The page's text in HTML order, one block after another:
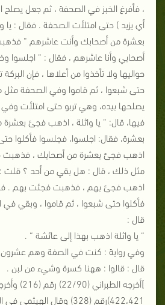
، فأفرغ الخبز في الصحفة ، ثم جعل يصلح
أي يزيد ) حتى امتلأت الصحفة . فقال :
بعشرة من أصحابك وأنت عاشرهم “
أصحابي وأنا عاشرهم ، فقال : “ اجلسوا
حواليها ولا تأخذوا من أعلاها ، فإن
حتى شبعوا ، ثم قاموا وفي الصحفة مثل
يصلحها بيده، وهي تربو حتى امتلأت
فيها، قال: “ يا واثلة ، اذهب فجئ
بعشرة، فقال: اجلسوا، فجلسوا فأكلوا
اذهب فجئ بعشرة من أصحابك ، فذهبت
مثل ذلك ، قال : هل بقي من أحد ؟ قلت
اذهب فجئ بهم ، فذهبت فجئت بهم .
فأكلوا حتى شبعوا ، ثم قاموا ، وبقي
قال :
“ يا واثلة اذهب بهذا إلى عائشة “ .
وفي رواية : كنت في الصفة وهم عشرون
قال : قالوا : ههنا كسرة وشيء من لبن .
]أخرجه